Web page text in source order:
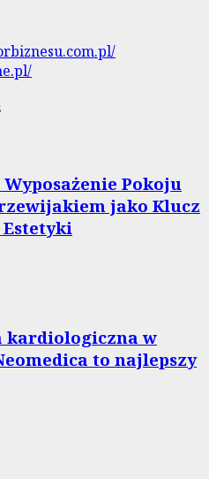
Pokoju
jako Klucz
kardiologiczna w
to najlepszy